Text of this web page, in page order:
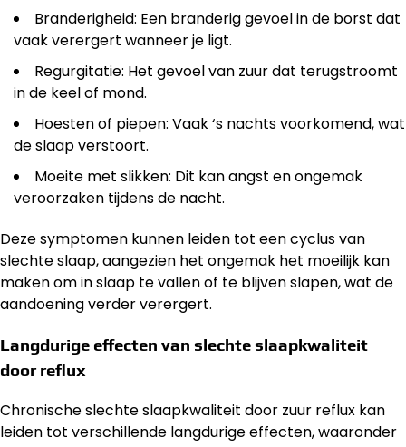
Branderigheid: Een branderig gevoel in de borst dat
vaak verergert wanneer je ligt.
Regurgitatie: Het gevoel van zuur dat terugstroomt
in de keel of mond.
Hoesten of piepen: Vaak ‘s nachts voorkomend, wat
de slaap verstoort.
Moeite met slikken: Dit kan angst en ongemak
veroorzaken tijdens de nacht.
Deze symptomen kunnen leiden tot een cyclus van
slechte slaap, aangezien het ongemak het moeilijk kan
maken om in slaap te vallen of te blijven slapen, wat de
aandoening verder verergert.
Langdurige effecten van slechte slaapkwaliteit
door reflux
Chronische slechte slaapkwaliteit door zuur reflux kan
leiden tot verschillende langdurige effecten, waaronder